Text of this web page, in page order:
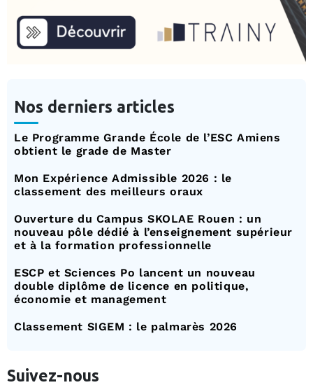
Nos derniers articles
Le Programme Grande École de l’ESC Amiens
obtient le grade de Master
Mon Expérience Admissible 2026 : le
classement des meilleurs oraux
Ouverture du Campus SKOLAE Rouen : un
nouveau pôle dédié à l’enseignement supérieur
et à la formation professionnelle
ESCP et Sciences Po lancent un nouveau
double diplôme de licence en politique,
économie et management
Classement SIGEM : le palmarès 2026
Suivez-nous